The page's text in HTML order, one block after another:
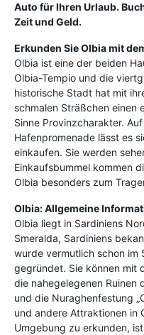
Auto für Ihren Urlaub.
Zeit und Geld.
Erkunden Sie Olbia mit
Olbia ist eine der beiden
Olbia-Tempio und die
historische Stadt hat mit
schmalen Sträßchen einen
Sinne Provinzcharakter.
Hafenpromenade lässt es
einkaufen. Sie werden
Einkaufsbummel kommen
Olbia besonders zum
Olbia: Allgemeine
Olbia liegt in Sardiniens
Smeralda, Sardiniens
wurde vermutlich schon im
gegründet. Sie können mit
die nahegelegenen Ruinen
und die Nuraghenfestung
und andere Attraktionen in
Umgebung zu erkunden,